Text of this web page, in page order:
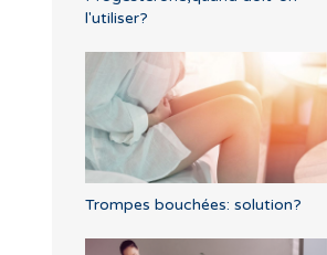
l'utiliser?
Trompes bouchées: solution?